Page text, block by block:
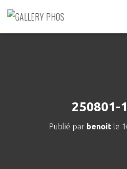
250801-
Publié par benoit le